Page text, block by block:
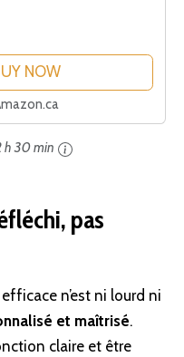
NOW
h 30 min
pas
n’est ni lourd ni
et maîtrisé.
claire et être